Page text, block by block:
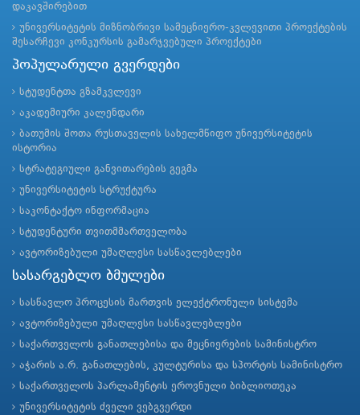
დაკავშირებით
უნივერსიტეტის მიზნობრივი სამეცნიერო-კვლევითი პროექტების
შესარჩევი კონკურსის გამარჯვებული პროექტები
პოპულარული გვერდები
სტუდენტთა გზამკვლევი
აკადემიური კალენდარი
ბათუმის შოთა რუსთაველის სახელმწიფო უნივერსიტეტის
ისტორია
სტრატეგიული განვითარების გეგმა
უნივერსიტეტის სტრუქტურა
საკონტაქტო ინფორმაცია
სტუდენტური თვითმმართველობა
ავტორიზებული უმაღლესი სასწავლებლები
სასარგებლო ბმულები
სასწავლო პროცესის მართვის ელექტრონული სისტემა
ავტორიზებული უმაღლესი სასწავლებლები
საქართველოს განათლებისა და მეცნიერების სამინისტრო
აჭარის ა.რ. განათლების, კულტურისა და სპორტის სამინისტრო
საქართველოს პარლამენტის ეროვნული ბიბლიოთეკა
უნივერსიტეტის ძველი ვებგვერდი